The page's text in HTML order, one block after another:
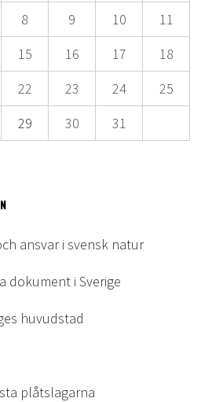
8 9 10
11
15 16 17
18
22 23 24
25
29 30
31
ansvar i svensk natur
dokument i Sverige
huvudstad
plåtslagarna